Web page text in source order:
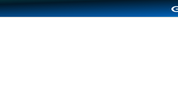
業種別に見る